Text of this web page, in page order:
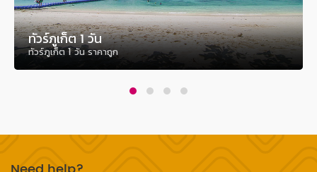
ทัวร์ภูเก็ต 1 วัน
ทัวร์ภูเก็ต 1 วัน ราคาถูก